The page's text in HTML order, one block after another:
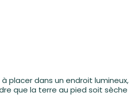
placer dans un endroit lumineux,
que la terre au pied soit sèche